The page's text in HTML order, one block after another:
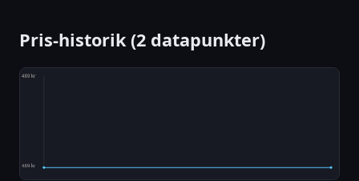
Pris-historik (2 datapunkter)